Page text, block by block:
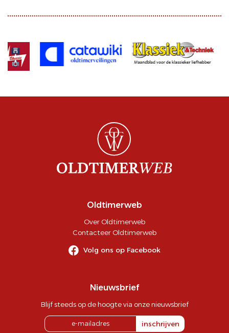
Oldtimerweb
Over Oldtimerweb
Contacteer Oldtimerweb
Volg ons op Facebook
Nieuwsbrief
Blijf steeds op de hoogte via onze nieuwsbrief
inschrijven